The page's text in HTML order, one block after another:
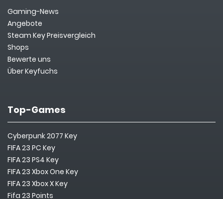
Gaming-News
Angebote
Steam Key Preisvergleich
Shops
Bewerte uns
Über Keyfuchs
Top-Games
Cyberpunk 2077 Key
FIFA 23 PC Key
FIFA 23 PS4 Key
FIFA 23 Xbox One Key
FIFA 23 Xbox X Key
Fifa 23 Points